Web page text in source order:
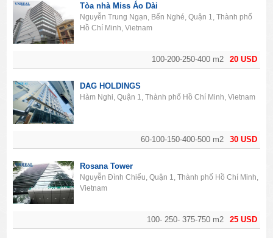
20 USD
100-200-250-400 m2
Tòa nhà Miss Áo Dài
Nguyễn Trung Ngạn, Bến Nghé, Quận 1, Thành phố
Hồ Chí Minh, Vietnam
30 USD
60-100-150-400-500 m2
DAG HOLDINGS
Hàm Nghi, Quận 1, Thành phố Hồ Chí Minh, Vietnam
25 USD
100- 250- 375-750 m2
Rosana Tower
Nguyễn Đình Chiểu, Quận 1, Thành phố Hồ Chí Minh,
Vietnam